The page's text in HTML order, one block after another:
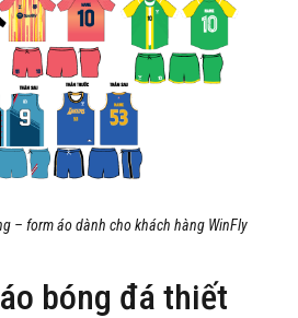
– form áo dành cho khách hàng WinFly
bóng đá thiết